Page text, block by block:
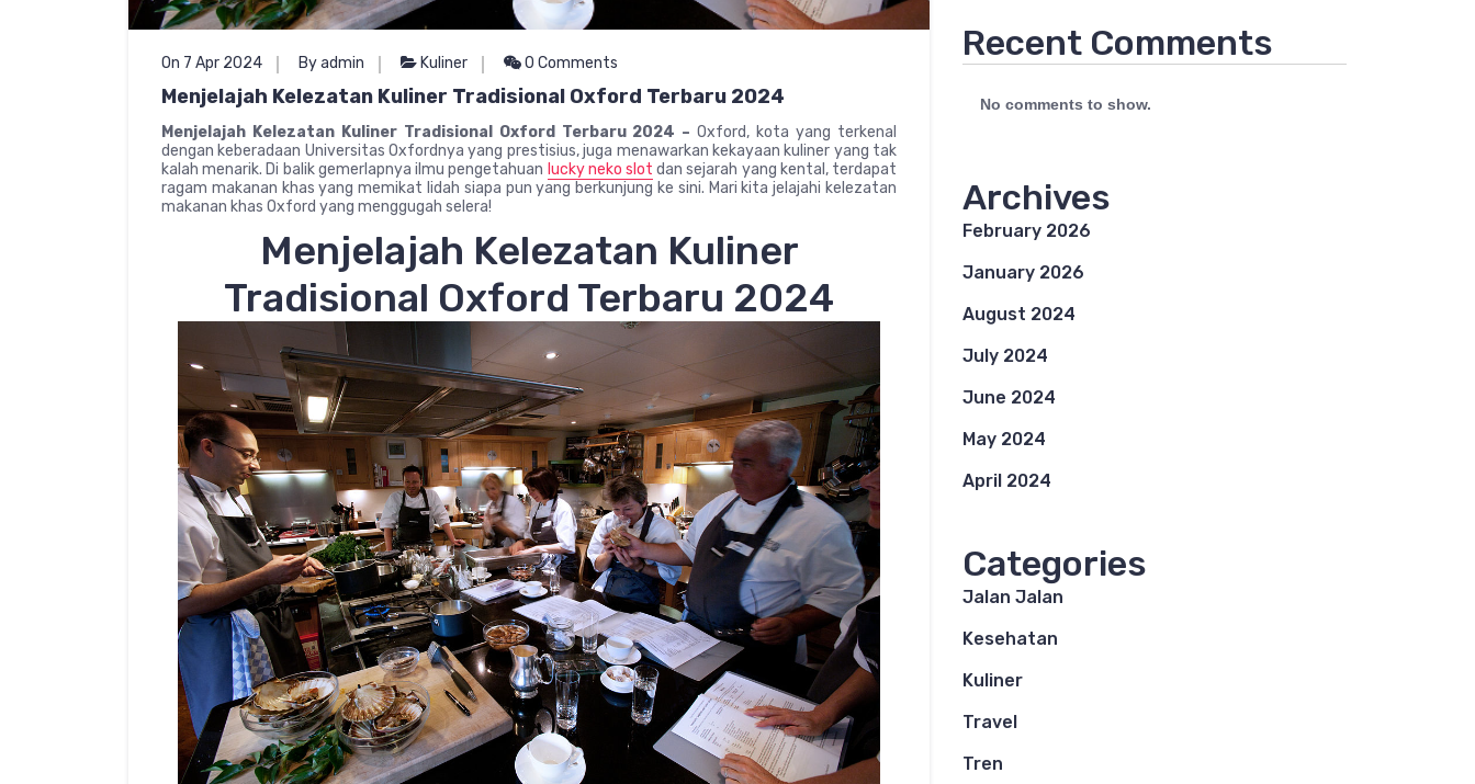
On 7 Apr 2024 By admin Kuliner 0 Comments
Menjelajah Kelezatan Kuliner Tradisional Oxford Terbaru 2024
Menjelajah Kelezatan Kuliner Tradisional Oxford Terbaru 2024 –Oxford, kota yang terkenal
dengan keberadaan Universitas Oxfordnya yang prestisius, juga menawarkan kekayaan kuliner yang tak
kalah menarik. Di balik gemerlapnya ilmu pengetahuan lucky neko slot dan sejarah yang kental, terdapat
ragam makanan khas yang memikat lidah siapa pun yang berkunjung ke sini. Mari kita jelajahi kelezatan
makanan khas Oxford yang menggugah selera!
Menjelajah Kelezatan Kuliner
Tradisional Oxford Terbaru 2024
Recent Comments
No comments to show.
Archives
February 2026
January 2026
August 2024
July 2024
June 2024
May 2024
April 2024
Categories
Jalan Jalan
Kesehatan
Kuliner
Travel
Tren